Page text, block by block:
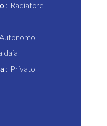
Radiatore
Autonomo
Privato